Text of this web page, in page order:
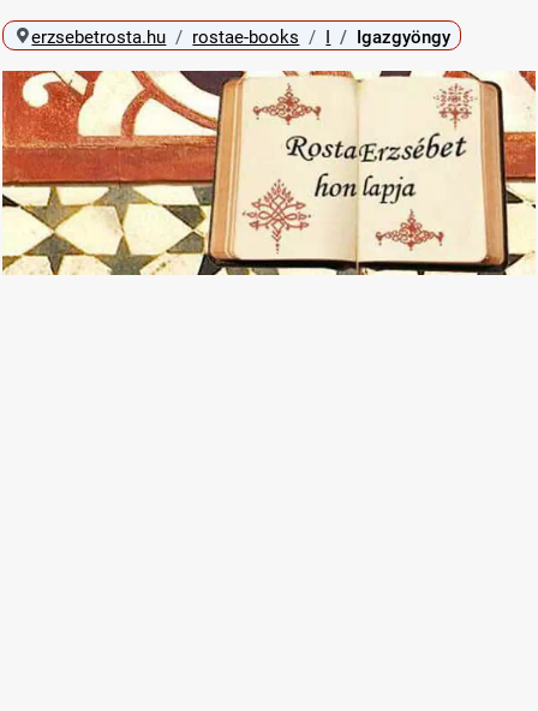
erzsebetrosta.hu rostae-books I Igazgyöngy